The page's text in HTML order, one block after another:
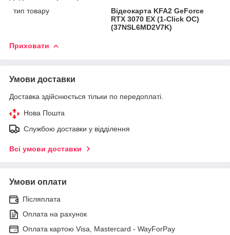
тип товару
Відеокарта KFA2 GeForce
RTX 3070 EX (1-Click OC)
(37NSL6MD2V7K)
Приховати
Умови доставки
Доставка здійснюється тільки по передоплаті.
Нова Пошта
Службою доставки у відділення
Всі умови доставки
Умови оплати
Післяплата
Оплата на рахунок
Оплата картою Visa, Mastercard - WayForPay